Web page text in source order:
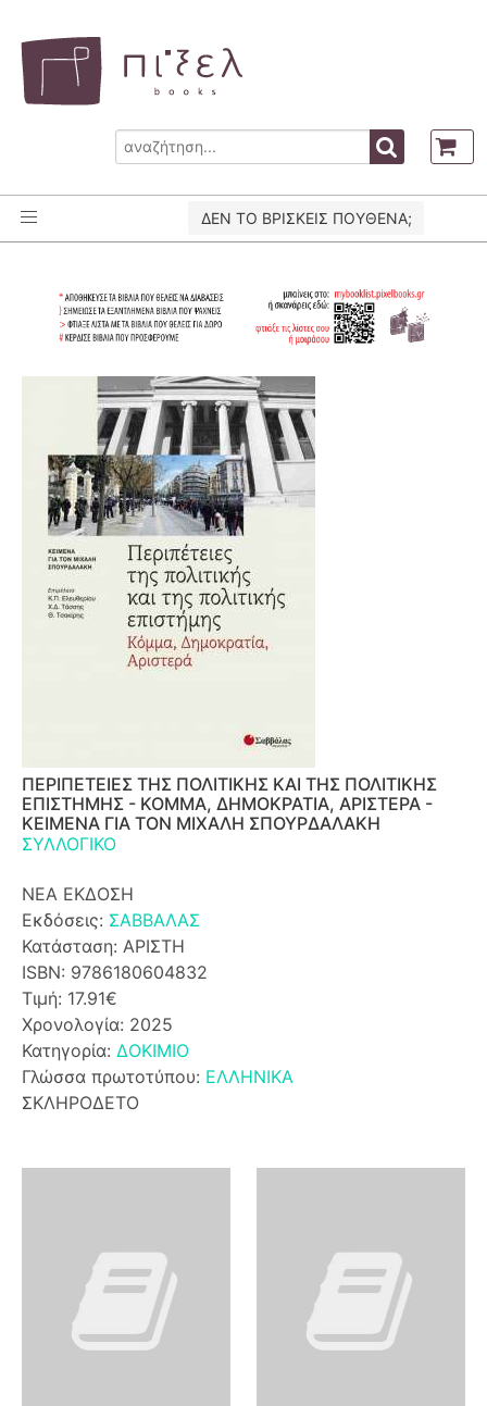
ΔΕΝ ΤΟ ΒΡΙΣΚΕΙΣ ΠΟΥΘΕΝΑ;
ΠΕΡΙΠΕΤΕΙΕΣ ΤΗΣ ΠΟΛΙΤΙΚΗΣ ΚΑΙ ΤΗΣ ΠΟΛΙΤΙΚΗΣ
ΕΠΙΣΤΗΜΗΣ - ΚΟΜΜΑ, ΔΗΜΟΚΡΑΤΙΑ, ΑΡΙΣΤΕΡΑ -
ΚΕΙΜΕΝΑ ΓΙΑ ΤΟΝ ΜΙΧΑΛΗ ΣΠΟΥΡΔΑΛΑΚΗ
ΣΥΛΛΟΓΙΚΟ
ΝΕΑ ΕΚΔΟΣΗ
Εκδόσεις: ΣΑΒΒΑΛΑΣ
Κατάσταση: ΑΡΙΣΤΗ
ISBN: 9786180604832
Τιμή: 17.91€
Χρονολογία: 2025
Κατηγορία: ΔΟΚΙΜΙΟ
Γλώσσα πρωτοτύπου: ΕΛΛΗΝΙΚΑ
ΣΚΛΗΡΟΔΕΤΟ